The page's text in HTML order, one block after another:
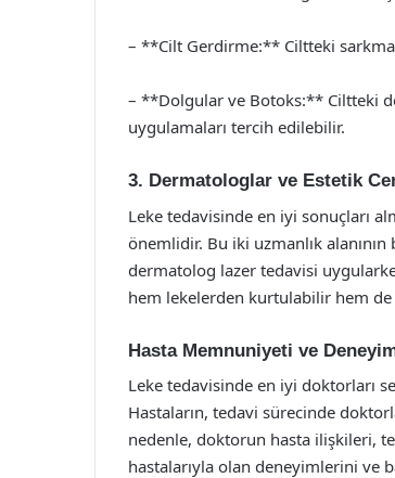
– **Cilt Gerdirme:** Ciltteki
– **Dolgular ve Botoks:** Ciltteki
uygulamaları tercih edilebilir.
3. Dermatologlar ve Estetik
Leke tedavisinde en iyi sonuçları
önemlidir. Bu iki uzmanlık
dermatolog lazer tedavisi
hem lekelerden kurtulabilir hem de
Hasta Memnuniyeti ve
Leke tedavisinde en iyi doktorları
Hastaların, tedavi sürecinde
nedenle, doktorun hasta ilişkileri,
hastalarıyla olan deneyimlerini ve